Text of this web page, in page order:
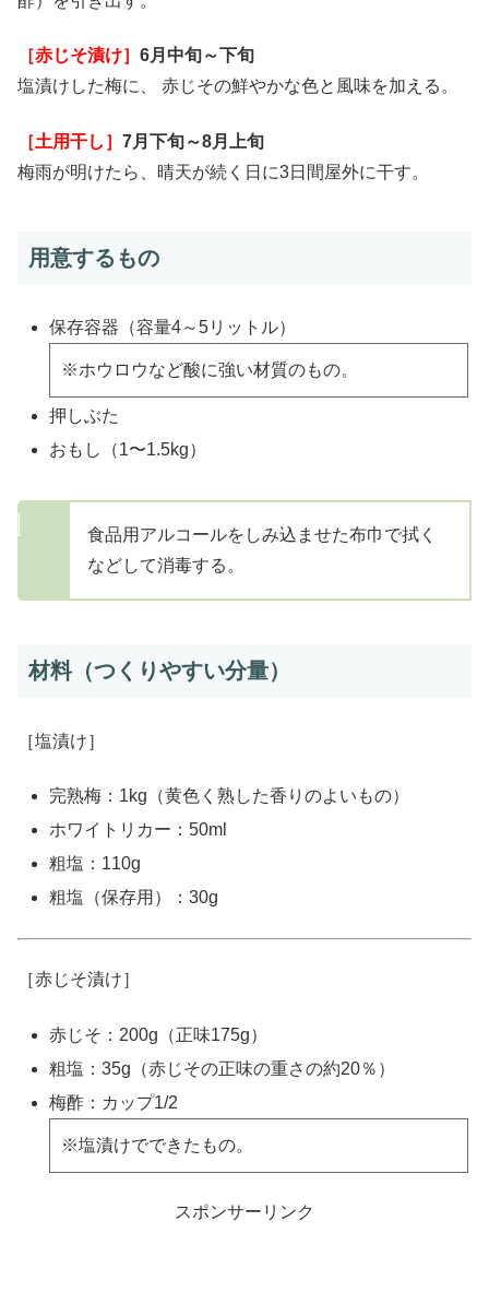
［赤じそ漬け］ 6月中旬～下旬
塩漬けした梅に、 赤じその鮮やかな色と風味を加える。
［土用干し］ 7月下旬～8月上旬
梅雨が明けたら、晴天が続く日に3日間屋外に干す。
用意するもの
保存容器（容量4～5リットル）
※ホウロウなど酸に強い材質のもの。
押しぶた
おもし（1〜1.5kg）
食品用アルコールをしみ込ませた布巾で拭く
などして消毒する。
材料（つくりやすい分量）
［塩漬け］
完熟梅：1kg（黄色く熟した香りのよいもの）
ホワイトリカー：50ml
粗塩：110g
粗塩（保存用）：30g
［赤じそ漬け］
赤じそ：200g（正味175g）
粗塩：35g（赤じその正味の重さの約20％）
梅酢：カップ1/2
※塩漬けでできたもの。
スポンサーリンク